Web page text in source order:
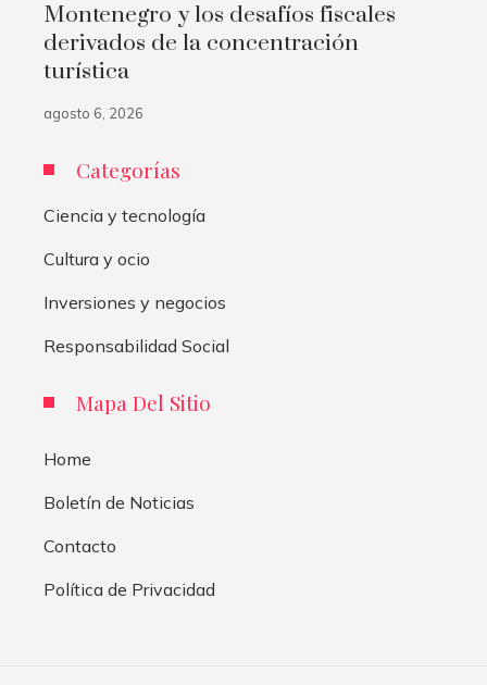
Montenegro y los desafíos fiscales
derivados de la concentración
turística
agosto 6, 2026
Categorías
Ciencia y tecnología
Cultura y ocio
Inversiones y negocios
Responsabilidad Social
Mapa Del Sitio
Home
Boletín de Noticias
Contacto
Política de Privacidad